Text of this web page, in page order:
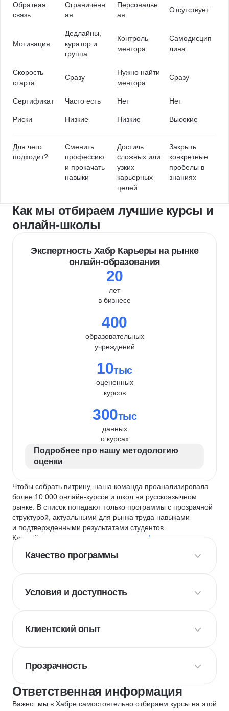
Обратная
связь
Ограниченн
ая
Персональн
ая
Отсутствует
Мотивация
Дедлайны,
куратор и
группа
Контроль
ментора
Самодисцип
лина
Скорость
старта
Сразу
Нужно найти
ментора
Сразу
Сертификат Часто есть Нет Нет
Риски Низкие Низкие Высокие
Для чего
подходит?
Сменить
профессию
и прокачать
навыки
Достичь
сложных или
узких
карьерных
целей
Закрыть
конкретные
пробелы в
знаниях
Как мы отбираем лучшие курсы и
онлайн-школы
Экспертность Хабр Карьеры на рынке
онлайн-образования
20
лет
в бизнесе
400
образовательных
учреждений
10тыс
оцененных
курсов
300тыс
данных
о курсах
Подробнее про нашу методологию
оценки
Чтобы собрать витрину, наша команда проанализировала
более 10 000 онлайн-курсов и школ на русскоязычном
рынке. В список попадают только программы с прозрачной
структурой, актуальными для рынка труда навыками
и подтвержденными результатами студентов.
Каждый курс и школу мы оцениваем по
4 критериям
Качество программы
Условия и доступность
Клиентский опыт
Прозрачность
Ответственная информация
Важно: мы в Хабре самостоятельно отбираем курсы на этой